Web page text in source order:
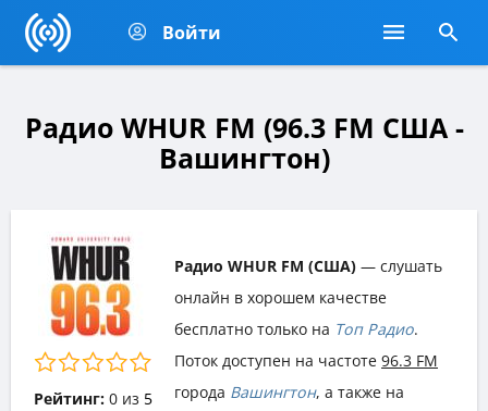
Войти
Радио WHUR FM (96.3 FM США -
Вашингтон)
Рейтинг: 0из 5
Радио WHUR FM (США) — слушать
онлайн в хорошем качестве
бесплатно только на Топ Радио.
Поток доступен на частоте 96.3 FM
города Вашингтон, а также на